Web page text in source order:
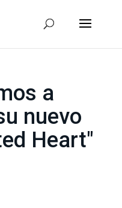
a
nuevo
Heart"